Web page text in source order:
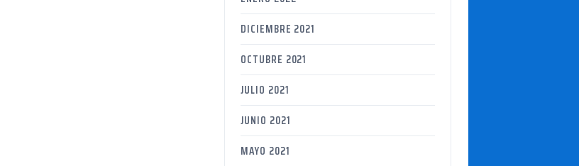
DICIEMBRE 2021
OCTUBRE 2021
JULIO 2021
JUNIO 2021
MAYO 2021